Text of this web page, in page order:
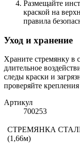
Размещайте
краской на
правила
Уход и хранение
Храните стремянку в
длительное
следы краски и
проверяйте
Артикул
700253
СТРЕМЯНКА
(1,66м)